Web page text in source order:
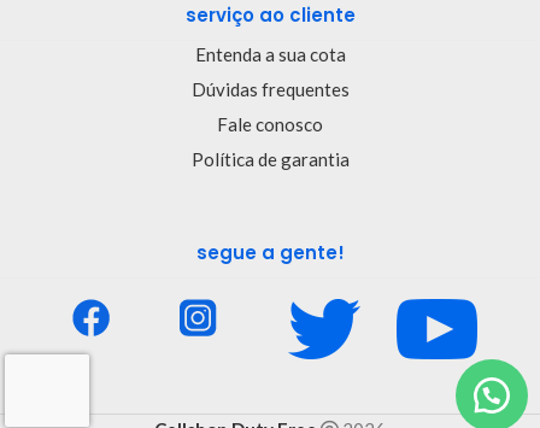
serviço ao cliente
Entenda a sua cota
Dúvidas frequentes
Fale conosco
Política de garantia
segue a gente!